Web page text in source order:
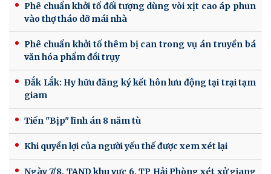
Phê chuẩn khởi tố đối tượng dùng vòi xịt cao áp phun
vào thợ tháo dỡ mái nhà
Phê chuẩn khởi tố thêm bị can trong vụ án truyền bá
văn hóa phẩm đồi trụy
Đắk Lắk: Hy hữu đăng ký kết hôn lưu động tại trại tạm
giam
Tiến "Bịp" lĩnh án 8 năm tù
Khi quyền lợi của người yếu thế được xem xét lại
Ngày 7/8, TAND khu vực 6, TP Hải Phòng xét xử giang